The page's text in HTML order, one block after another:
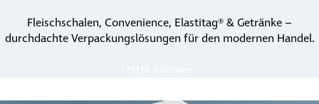
Fleischschalen, Convenience, Elastitag® & Getränke –
durchdachte Verpa­ckungs­lö­sungen für den modernen Handel.